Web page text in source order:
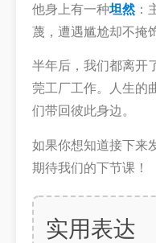
他身上有一种坦然：
蔑，遭遇尴尬却不掩
半年后，我们都离开
莞工厂工作。人生的
们带回彼此身边。
如果你想知道接下来
期待我们的下节课！
实用表达